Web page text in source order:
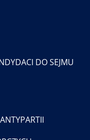
DO SEJMU